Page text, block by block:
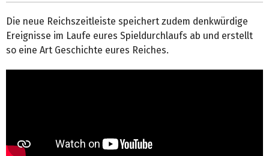
Die neue Reichszeitleiste speichert zudem denkwürdige
Ereignisse im Laufe eures Spieldurchlaufs ab und erstellt
so eine Art Geschichte eures Reiches.